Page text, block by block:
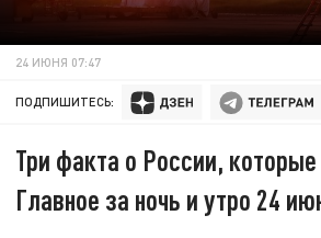
24 ИЮНЯ 07:47
ПОДПИШИТЕСЬ:
Три факта о России,
Главное за ночь и утро 24